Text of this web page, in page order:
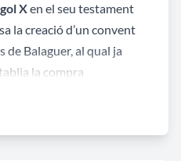
Xen el seu testament
la creació d’un convent
Balaguer, al qual ja
la compra
II obté del papa Joan